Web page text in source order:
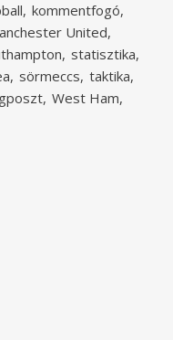
kommentfogó
United
statisztika
sörmeccs taktika
West Ham